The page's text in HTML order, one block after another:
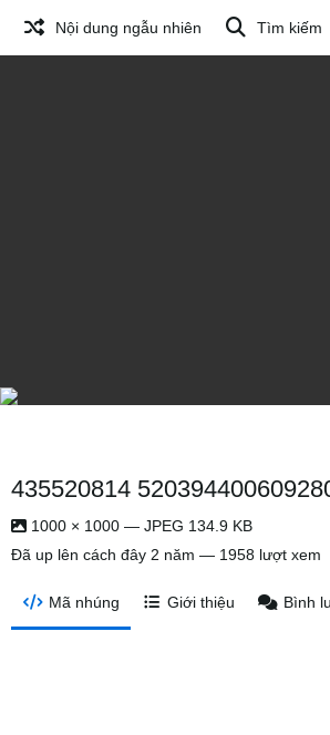
Nội dung ngẫu nhiên Tìm kiếm
435520814
1000 × 1000 — JPEG 134.9 KB
Đã up lên cách đây 2 năm — 1958 lượt xem
Mã nhúng Giới thiệu Bình